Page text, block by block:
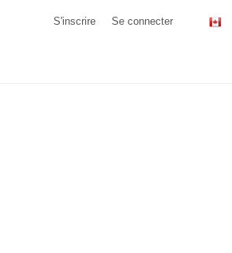
S'inscrire Se connecter